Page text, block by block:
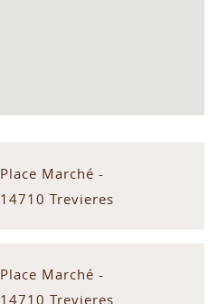
Place Marché -
14710 Trevieres
Place Marché -
14710 Trevieres